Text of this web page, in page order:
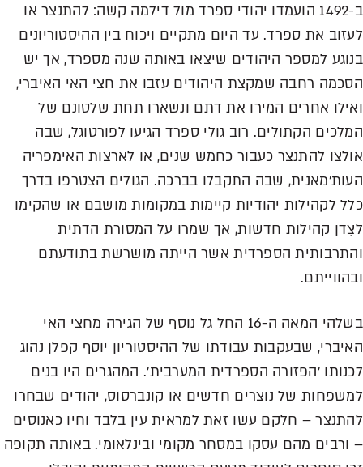
ב-1492 הועמדו יהודי ספרד מול דילמה קשה: להתנצר או
לעזוב את ספרד. עד היום מתקיים ויכוח בין ההיסטוריונים
בנוגע למספר היהודים שיצאו באותה שנה מספרד, אך יש
הסכמה רחבה שמקצת היהודים עזבו את חצי האי האיברי,
ואילו אחרים המירו את דתם ונשארו תחת שלטונם של
המלכים הקתולים. רוב גולי ספרד הגיעו לפורטוגל, שבה
אולצו להתנצר כעבור כחמש שנים, או לארצות האימפריה
העות'מאנית, שבה התקבלו בברכה. הגולים הצטרפו בדרך
כלל לקהילות יהודיות קיימות במקומות מושבם או שהקימו
לצִדן קהילות חדשות, אך שמרו על המסורת הדתית
והתרבותית הספרדית אשר הייתה מושרשת בתודעתם
ובהווייתם.
בשלהי המאה ה-16 החל גל נוסף של הגירה מחצי האי
האיברי, שבעקבות עבודתו של ההיסטוריון יוסף קפלן נהוג
לכנותו 'הפזורה הספרדית המערבית'. המהגרים היו בנים
למשפחות של נוצרים חדשים או קונברסוס, יהודים שבחרו
להתנצר – חלקם עשו זאת למראית עין בלבד וחיו כאנוסים
– ורבים מהם עסקו במסחר מקומי ובינלאומי. באותה תקופה